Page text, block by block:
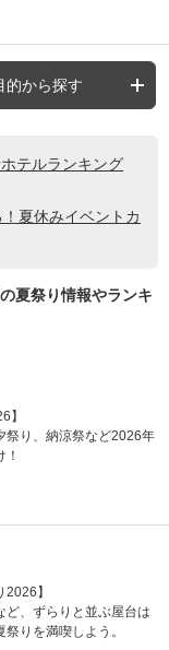
的から探す
テルランキング
夏休みイベントカ
夏祭り情報やランキ
】
祭り、納涼祭など2026年
2026】
ど、ずらりと並ぶ屋台は
りを満喫しよう。